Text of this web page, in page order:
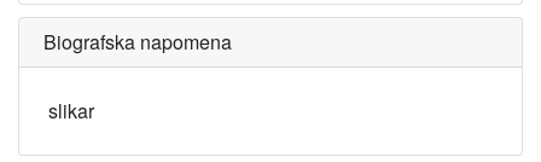
Biografska napomena
slikar